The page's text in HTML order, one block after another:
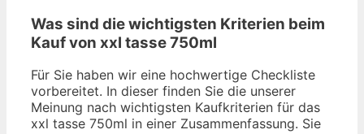
Was sind die wichtigsten Kriterien beim
Kauf von xxl tasse 750ml
Für Sie haben wir eine hochwertige Checkliste
vorbereitet. In dieser finden Sie die unserer
Meinung nach wichtigsten Kaufkriterien für das
xxl tasse 750ml in einer Zusammenfassung. Sie